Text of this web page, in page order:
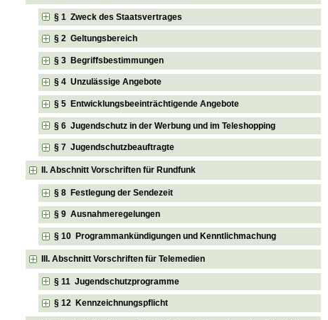
§ 1 Zweck des Staatsvertrages
§ 2 Geltungsbereich
§ 3 Begriffsbestimmungen
§ 4 Unzulässige Angebote
§ 5 Entwicklungsbeeinträchtigende Angebote
§ 6 Jugendschutz in der Werbung und im Teleshopping
§ 7 Jugendschutzbeauftragte
II. Abschnitt Vorschriften für Rundfunk
§ 8 Festlegung der Sendezeit
§ 9 Ausnahmeregelungen
§ 10 Programmankündigungen und Kenntlichmachung
III. Abschnitt Vorschriften für Telemedien
§ 11 Jugendschutzprogramme
§ 12 Kennzeichnungspflicht